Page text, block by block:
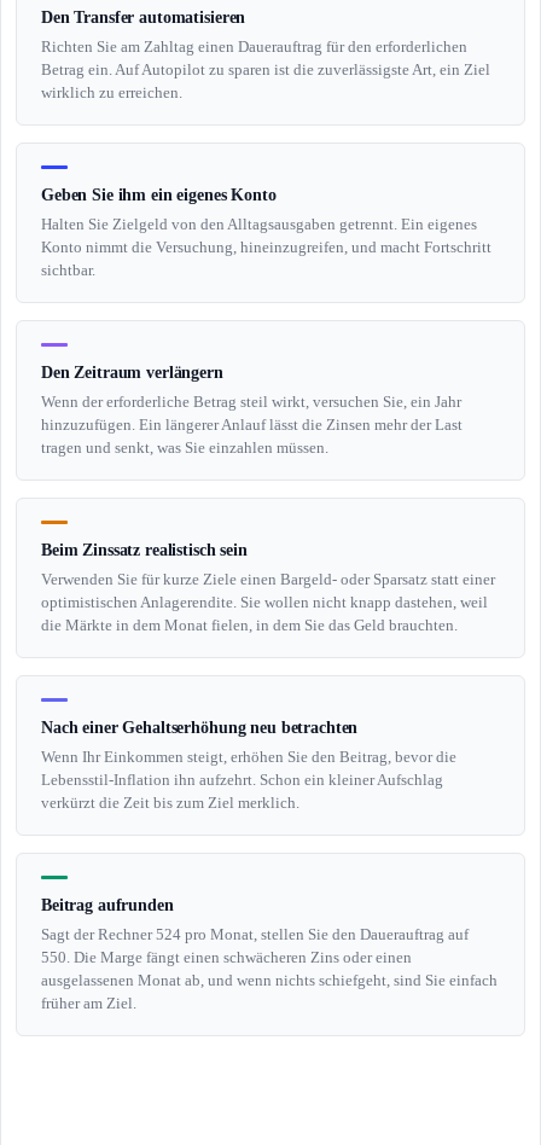
Den Transfer automatisieren
Richten Sie am Zahltag einen Dauerauftrag für den erforderlichen
Betrag ein. Auf Autopilot zu sparen ist die zuverlässigste Art, ein Ziel
wirklich zu erreichen.
Geben Sie ihm ein eigenes Konto
Halten Sie Zielgeld von den Alltagsausgaben getrennt. Ein eigenes
Konto nimmt die Versuchung, hineinzugreifen, und macht Fortschritt
sichtbar.
Den Zeitraum verlängern
Wenn der erforderliche Betrag steil wirkt, versuchen Sie, ein Jahr
hinzuzufügen. Ein längerer Anlauf lässt die Zinsen mehr der Last
tragen und senkt, was Sie einzahlen müssen.
Beim Zinssatz realistisch sein
Verwenden Sie für kurze Ziele einen Bargeld- oder Sparsatz statt einer
optimistischen Anlagerendite. Sie wollen nicht knapp dastehen, weil
die Märkte in dem Monat fielen, in dem Sie das Geld brauchten.
Nach einer Gehaltserhöhung neu betrachten
Wenn Ihr Einkommen steigt, erhöhen Sie den Beitrag, bevor die
Lebensstil-Inflation ihn aufzehrt. Schon ein kleiner Aufschlag
verkürzt die Zeit bis zum Ziel merklich.
Beitrag aufrunden
Sagt der Rechner 524 pro Monat, stellen Sie den Dauerauftrag auf
550. Die Marge fängt einen schwächeren Zins oder einen
ausgelassenen Monat ab, und wenn nichts schiefgeht, sind Sie einfach
früher am Ziel.